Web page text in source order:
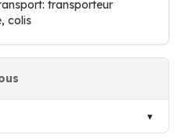
transporteur
colis